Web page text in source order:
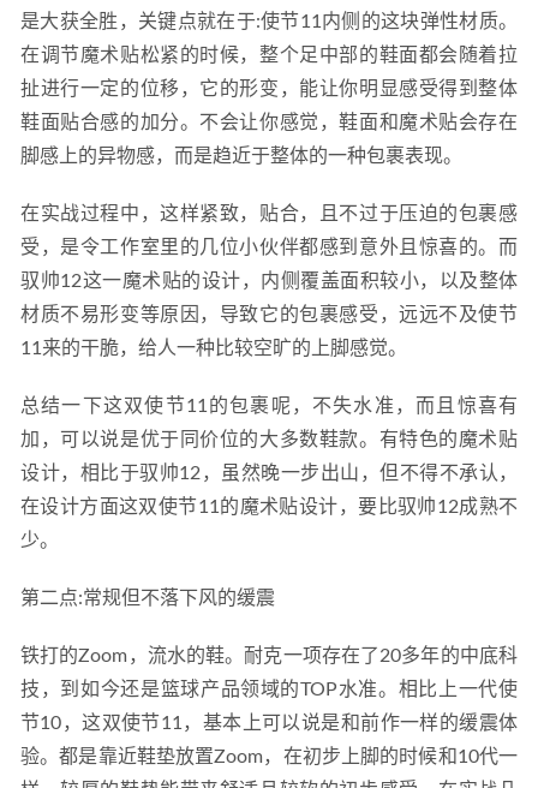
是大获全胜，关键点就在于:使节11内侧的这块弹性材质。
在调节魔术贴松紧的时候，整个足中部的鞋面都会随着拉
扯进行一定的位移，它的形变，能让你明显感受得到整体
鞋面贴合感的加分。不会让你感觉，鞋面和魔术贴会存在
脚感上的异物感，而是趋近于整体的一种包裹表现。
在实战过程中，这样紧致，贴合，且不过于压迫的包裹感
受，是令工作室里的几位小伙伴都感到意外且惊喜的。而
驭帅12这一魔术贴的设计，内侧覆盖面积较小，以及整体
材质不易形变等原因，导致它的包裹感受，远远不及使节
11来的干脆，给人一种比较空旷的上脚感觉。
总结一下这双使节11的包裹呢，不失水准，而且惊喜有
加，可以说是优于同价位的大多数鞋款。有特色的魔术贴
设计，相比于驭帅12，虽然晚一步出山，但不得不承认，
在设计方面这双使节11的魔术贴设计，要比驭帅12成熟不
少。
第二点:常规但不落下风的缓震
铁打的Zoom，流水的鞋。耐克一项存在了20多年的中底科
技，到如今还是篮球产品领域的TOP水准。相比上一代使
节10，这双使节11，基本上可以说是和前作一样的缓震体
验。都是靠近鞋垫放置Zoom，在初步上脚的时候和10代一